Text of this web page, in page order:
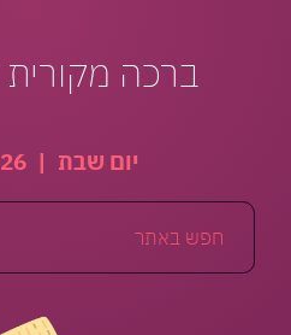
ברכה מקורית
יום שבת |
08.08.2026